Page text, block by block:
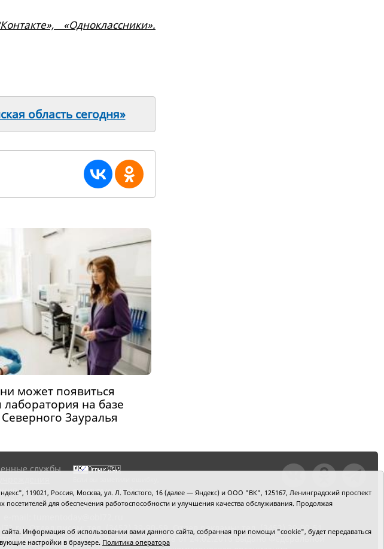
«Одноклассники».
область сегодня»
может появиться
лаборатория на базе
Зауралья
службы
об
выделите мышкой текст и
нажмитеCtrl+Enter
Отдел писем: тел. (3452) 39-90-59. Отдел рекламы: тел. (3452) 39-90-51.
о регистрации СМИ Эл № ФС77-64918 от 24.02.2016 выдано Федеральной
119021, Россия, Москва, ул. Л. Толстого, 16 (далее — Яндекс) и ООО "ВК", 125167, Ленинградский проспект
для обеспечения работоспособности и улучшения качества обслуживания. Продолжая
Информация об использовании вами данного сайта, собранная при помощи "cookie", будет передаваться
настройки в браузере. Политика оператора